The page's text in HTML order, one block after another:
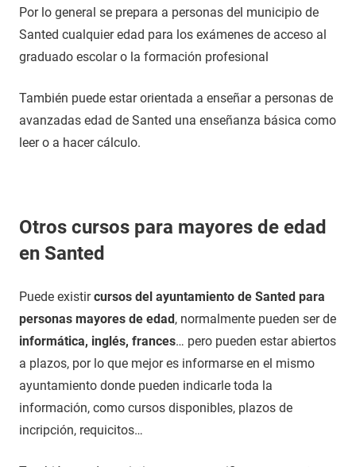
Por lo general se prepara a personas del municipio de
Santed cualquier edad para los exámenes de acceso al
graduado escolar o la formación profesional
También puede estar orientada a enseñar a personas de
avanzadas edad de Santed una enseñanza básica como
leer o a hacer cálculo.
Otros cursos para mayores de edad
en Santed
Puede existircursos del ayuntamiento de Santed para
personas mayores de edad, normalmente pueden ser de
informática, inglés, frances… pero pueden estar abiertos
a plazos, por lo que mejor es informarse en el mismo
ayuntamiento donde pueden indicarle toda la
información, como cursos disponibles, plazos de
incripción, requicitos…